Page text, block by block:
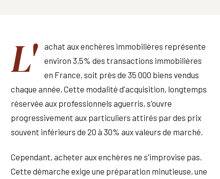
L'
achat aux enchères immobilières représente
environ 3,5% des transactions immobilières
en France, soit près de 35 000 biens vendus
chaque année. Cette modalité d'acquisition, longtemps
réservée aux professionnels aguerris, s'ouvre
progressivement aux particuliers attirés par des prix
souvent inférieurs de 20 à 30% aux valeurs de marché.
Cependant, acheter aux enchères ne s'improvise pas.
Cette démarche exige une préparation minutieuse, une